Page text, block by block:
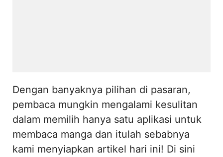
Dengan banyaknya pilihan di pasaran,
pembaca mungkin mengalami kesulitan
dalam memilih hanya satu aplikasi untuk
membaca manga dan itulah sebabnya
kami menyiapkan artikel hari ini! Di sini